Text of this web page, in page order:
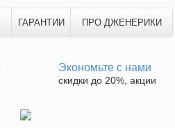
ГАРАНТИИ ПРО ДЖЕНЕРИКИ
Экономьте с нами
скидки до 20%, акции